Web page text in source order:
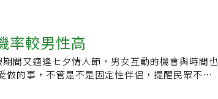
而且，除了子宮頸癌外，上述其他多種癌症則尚
現時，多半病情比較嚴重，不但治療過程比較辛
，我會奉勸台灣的父母，慎重考慮讓您們的子女
種。
，全球約90個國家更列為常規疫苗，包括泰
出，現在HPV疫苗有2、4、9價，公費疫苗是2
18型，並有七成預防效果。四價則多預防6跟11
疾病；9價則是多增加了31、33、45、52跟58
指出，子宮頸是連接子宮及陰道的地方，子宮
根據統計，子宮頸癌高居女性癌症發生率第9
名新發生個案、奪走約700條寶貴性命。子宮頸
病毒）引起，潛伏期長達數年到數十年，好發
婦女終其一生約有50%的機會感染HPV病毒，若
率較男性高
間又適逢七夕情人節，男女互動的機會與時間也
做的事，不管是不是固定性伴侶，提醒民眾不要